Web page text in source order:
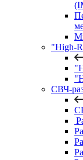
"High-
СВЧ-